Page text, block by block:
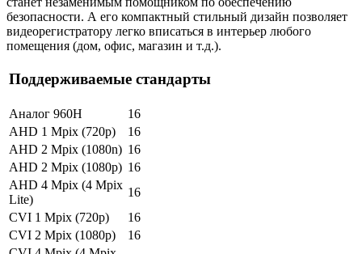
безопасности. А его компактный стильный дизайн позволяет
видеорегистратору легко вписаться в интерьер любого
помещения (дом, офис, магазин и т.д.).
Поддерживаемые стандарты
Аналог 960H
16
AHD 1 Mpix (720p)
16
AHD 2 Mpix (1080n) 16
AHD 2 Mpix (1080p) 16
AHD 4 Mpix (4 Mpix
Lite)
16
CVI 1 Mpix (720p)
16
CVI 2 Mpix (1080p)
16